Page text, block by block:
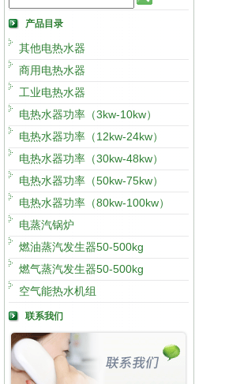
产品目录
其他电热水器
商用电热水器
工业电热水器
电热水器功率（3kw-10kw）
电热水器功率（12kw-24kw）
电热水器功率（30kw-48kw）
电热水器功率（50kw-75kw）
电热水器功率（80kw-100kw）
电蒸汽锅炉
燃油蒸汽发生器50-500kg
燃气蒸汽发生器50-500kg
空气能热水机组
联系我们